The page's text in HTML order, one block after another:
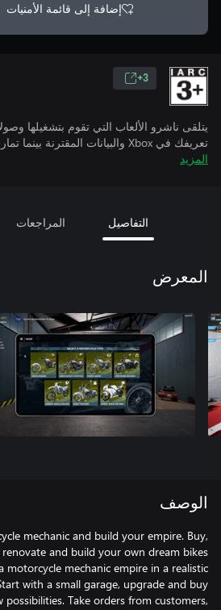
إضافة إلى قائمة الأمنيات
3+
يتلقى ناشرو الألعاب التي تقوم بتشغيلها
تعريفك في Xbox والبيانات المقترنة بينما تمارس الألعاب.
المزيد
التفاصيل المراجعات
المعرض
الوصف
mechanic and build your empire. Buy,
motorcycle mechanic empire in a realistic
with a small garage, upgrade and buy
Take orders from customers,